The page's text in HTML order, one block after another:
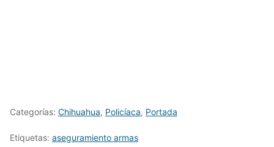
Categorías: Chihuahua, Policíaca, Portada
Etiquetas: aseguramiento armas